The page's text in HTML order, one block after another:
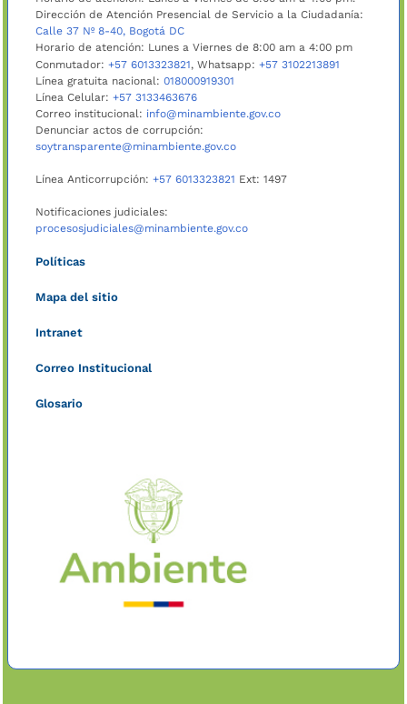
Dirección de Atención Presencial de Servicio a la Ciudadanía:
Calle 37 Nº 8-40, Bogotá DC
Horario de atención: Lunes a Viernes de 8:00 am a 4:00 pm
Conmutador: +57 6013323821, Whatsapp: +57 3102213891
Línea gratuita nacional: 018000919301
Línea Celular: +57 3133463676
Correo institucional: info@minambiente.gov.co
Denunciar actos de corrupción:
soytransparente@minambiente.gov.co
Línea Anticorrupción: +57 6013323821 Ext: 1497
Notificaciones judiciales:
procesosjudiciales@minambiente.gov.co
Políticas
Mapa del sitio
Intranet
Correo Institucional
Glosario